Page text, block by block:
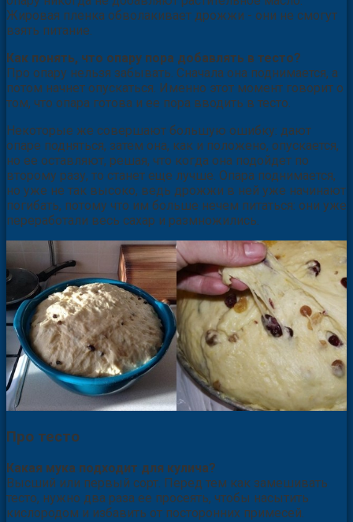
Жировая пленка обволакивает дрожжи - они не смогут
взять питание.
Как понять, что опару пора добавлять в тесто?
Про опару нельзя забывать. Сначала она поднимается, а
потом начнет опускаться. Именно этот момент говорит о
том, что опара готова и ее пора вводить в тесто.
Некоторые же совершают большую ошибку: дают
опаре подняться, затем она, как и положено, опускается,
но ее оставляют, решая, что когда она подойдет по
второму разу, то станет еще лучше. Опара поднимается,
но уже не так высоко, ведь дрожжи в ней уже начинают
погибать, потому что им больше нечем питаться: они уже
переработали весь сахар и размножились.
Про тесто
Какая мука подходит для кулича?
Высший или первый сорт. Перед тем как замешивать
тесто, нужно два раза ее просеять, чтобы насытить
кислородом и избавить от посторонних примесей.